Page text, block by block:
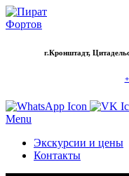
г.Кронштадт,
Menu
Экскурсии и цены
Контакты